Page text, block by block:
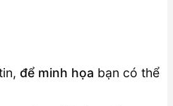
để minh họa bạn có thể